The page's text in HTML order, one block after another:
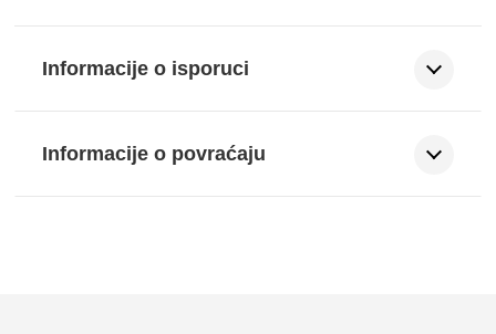
Informacije o isporuci
Informacije o povraćaju